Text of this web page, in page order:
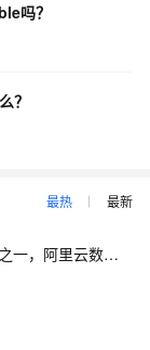
吗？
？
最热 最新
【大咖问答】对话PostgreSQL 中国社区发起人之一，阿里云数据库高级专家 德哥